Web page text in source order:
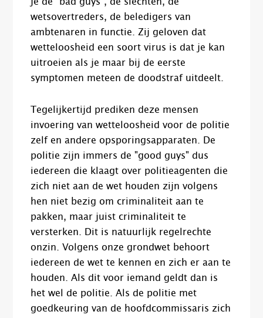
wetsovertreders, de beledigers van
ambtenaren in functie. Zij geloven dat
wetteloosheid een soort virus is dat je kan
uitroeien als je maar bij de eerste
symptomen meteen de doodstraf uitdeelt.
Tegelijkertijd prediken deze mensen
invoering van wetteloosheid voor de politie
zelf en andere opsporingsapparaten. De
politie zijn immers de "good guys" dus
iedereen die klaagt over politieagenten die
zich niet aan de wet houden zijn volgens
hen niet bezig om criminaliteit aan te
pakken, maar juist criminaliteit te
versterken. Dit is natuurlijk regelrechte
onzin. Volgens onze grondwet behoort
iedereen de wet te kennen en zich er aan te
houden. Als dit voor iemand geldt dan is
het wel de politie. Als de politie met
goedkeuring van de hoofdcommissaris zich